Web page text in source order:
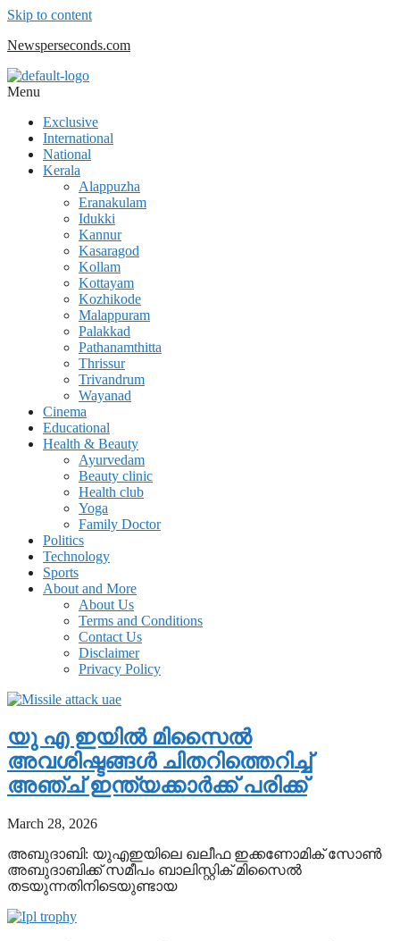
Skip to content
Newsperseconds.com
Menu
Exclusive
International
National
Kerala
Alappuzha
Eranakulam
Idukki
Kannur
Kasaragod
Kollam
Kottayam
Kozhikode
Malappuram
Palakkad
Pathanamthitta
Thrissur
Trivandrum
Wayanad
Cinema
Educational
Health & Beauty
Ayurvedam
Beauty clinic
Health club
Yoga
Family Doctor
Politics
Technology
Sports
About and More
About Us
Terms and Conditions
Contact Us
Disclaimer
Privacy Policy
യു എ ഇയിൽ മിസൈൽ
അവശിഷ്ടങ്ങൾ ചിതറിത്തെറിച്ച്
അഞ്ച് ഇന്ത്യക്കാര്‍ക്ക് പരിക്ക്
March 28, 2026
അബുദാബി: യുഎഇയിലെ ഖലീഫ ഇക്കണോമിക് സോൺ
അബുദാബിക്ക് സമീപം ബാലിസ്റ്റിക് മിസൈൽ
തടയുന്നതിനിടെയുണ്ടായ